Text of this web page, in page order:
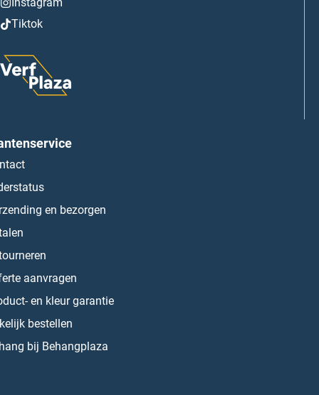
Tiktok
en bezorgen
aanvragen
en kleur garantie
bestellen
bij Behangplaza